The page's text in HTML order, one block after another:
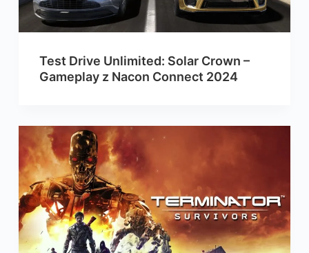
Test Drive Unlimited: Solar Crown –
Gameplay z Nacon Connect 2024